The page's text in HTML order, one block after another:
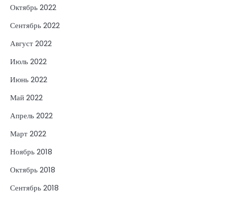
Октябрь 2022
Сентябрь 2022
Август 2022
Июль 2022
Июнь 2022
Май 2022
Апрель 2022
Март 2022
Ноябрь 2018
Октябрь 2018
Сентябрь 2018